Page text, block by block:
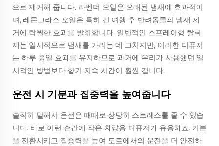
으로 제거해 줍니다. 라벤더 오일은 오래된 냄새에 효과적이
며, 레몬그라스 오일은 특히 긴 여행 후 반려동물의 냄새 제
거에 탁월한 효과를 발휘합니다. 일반적인 스프레이형 탈취
제는 일시적으로 냄새를 가리는 데 그치지만, 이러한 디퓨저
는 하루 종일 효과를 유지하므로 과거에 우리가 사용했던 일
시적인 방법보다 향기 지속 시간이 훨씬 깁니다.
운전 시 기분과 집중력을 높여줍니다
솔직히 말해서 운전은 때때로 상당히 스트레스를 줄 수 있습
니다. 바로 이런 순간에 작은 차량용 디퓨저가 유용하죠. 기분
을 전환시키고 집중력을 높여 도로에서의 운전을 더 안전하